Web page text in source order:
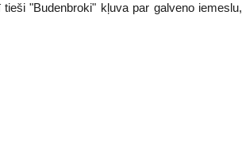
"Budenbroki" kļuva par galveno iemeslu,